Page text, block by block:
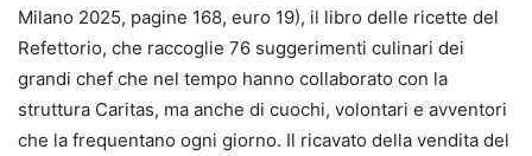
Milano 2025, pagine 168, euro 19), il libro delle ricette del
Refettorio, che raccoglie 76 suggerimenti culinari dei
grandi chef che nel tempo hanno collaborato con la
struttura Caritas, ma anche di cuochi, volontari e avventori
che la frequentano ogni giorno. Il ricavato della vendita del